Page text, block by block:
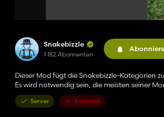
Snakebizzle
1 182 Abonnenten
Dieser Mod fügt die Snakebizzle-Kategorien
Es wird notwendig sein, die meisten seiner
Server Konsolen